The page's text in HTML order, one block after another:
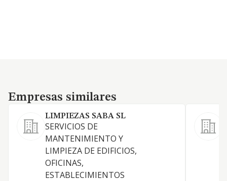
Empresas similares
Empresas similares
LIMPIEZAS SABA SL
SERVICIOS DE
MANTENIMIENTO Y
LIMPIEZA DE EDIFICIOS,
OFICINAS,
ESTABLECIMIENTOS